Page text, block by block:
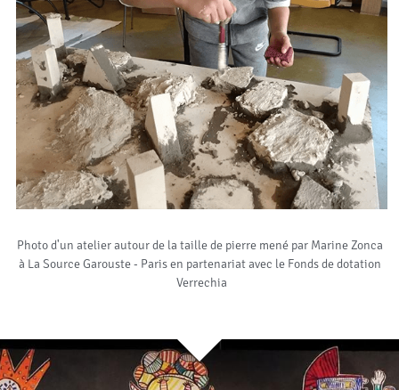
Photo d'un atelier autour de la taille de pierre mené par Marine Zonca
à La Source Garouste - Paris en partenariat avec le Fonds de dotation
Verrechia